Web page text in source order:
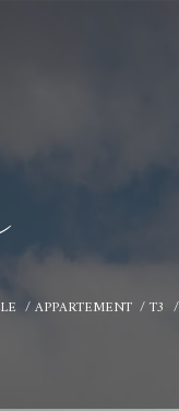
APPARTEMENT T3